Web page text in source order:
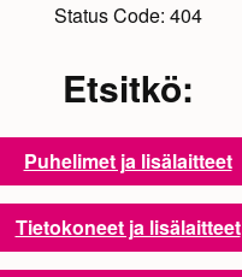
Status Code: 404
Etsitkö:
Puhelimet ja lisälaitteet
Tietokoneet ja lisälaitteet